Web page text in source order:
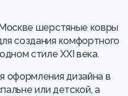
шерстяные ковры
создания комфортного
стиле ХХI века.
оформления дизайна в
или детской, а